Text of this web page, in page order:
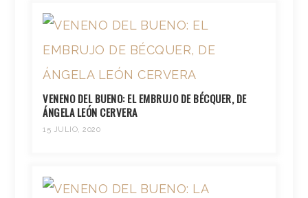
VENENO DEL BUENO: EL EMBRUJO DE BÉCQUER, DE
ÁNGELA LEÓN CERVERA
15 JULIO, 2020